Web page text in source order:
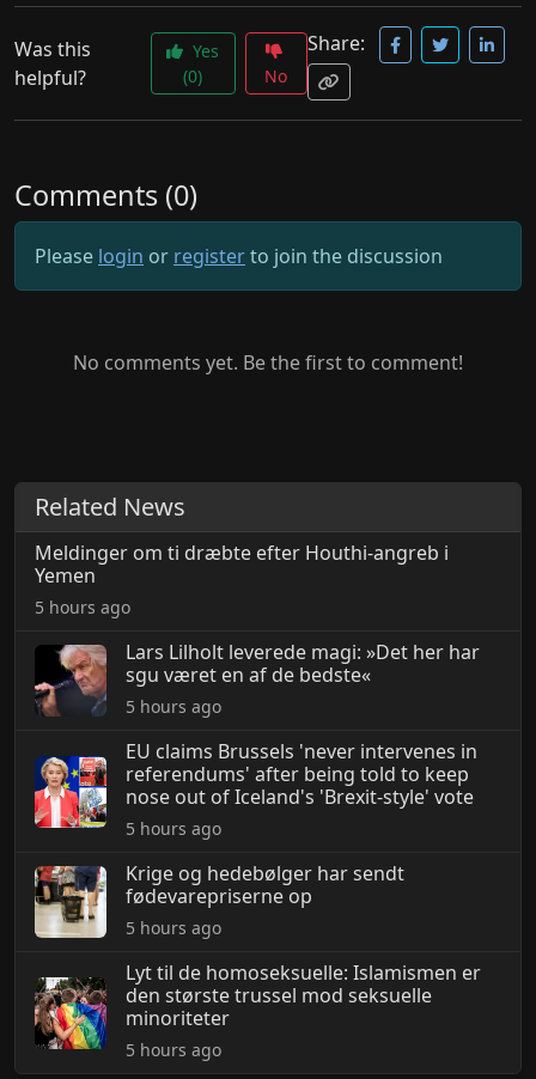
Was this
helpful?
Yes
(0)
No
Share:
Comments (0)
Please login or registerto join the discussion
No comments yet. Be the first to comment!
Related News
Meldinger om ti dræbte efter Houthi-angreb i
Yemen
5 hours ago
Lars Lilholt leverede magi: »Det her har
sgu været en af de bedste«
5 hours ago
EU claims Brussels 'never intervenes in
referendums' after being told to keep
nose out of Iceland's 'Brexit-style' vote
5 hours ago
Krige og hedebølger har sendt
fødevarepriserne op
5 hours ago
Lyt til de homoseksuelle: Islamismen er
den største trussel mod seksuelle
minoriteter
5 hours ago